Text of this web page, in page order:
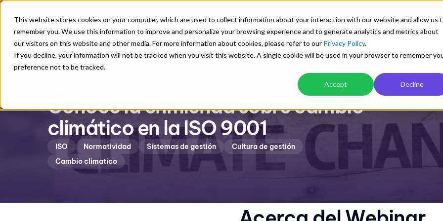
This website stores cookies on your computer, which are used to collect information about your interaction with our website and allow us
remember you. We use this information to improve and personalize your browsing experience and to generate analytics and metrics about
our visitors on this website and other media. For more information about cookies, please refer to our Privacy Policy.
If you decline, your information will not be tracked when you visit this website. A single cookie will be used in your browser to remember
preference not to be tracked.
Accept Decline
Crecimiento
Transforma tu gestión
Soluciones
Orden documental centralizado y
para todos
Control automático de versiones
Cuantificación de
y descargas
Industrias
transporte
Testimonios Precios Blog
Blog con artículos de interés
Una biblioteca preparada para aprender sobre
los sistemas de gestión empresarial
Conoce la enmienda sobre cambio
climático en la ISO 9001
ISO Normatividad Sistemas de gestión
Cultura de gestión
Cambio climatico